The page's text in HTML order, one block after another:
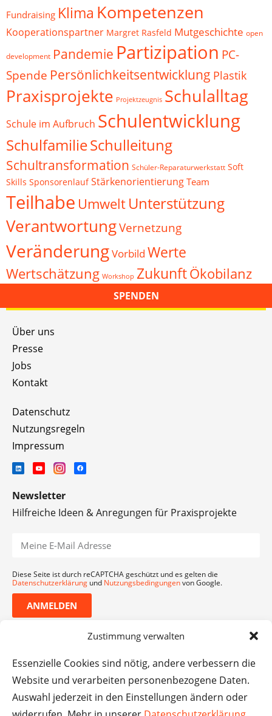
Zustimmung verwalten
Essenzielle Cookies sind nötig, andere verbessern die
Website und verarbeiten personenbezogene Daten.
Auswahl jederzeit in den Einstellungen ändern oder
Fundraising Klima Kompetenzen
Kooperationspartner Margret Rasfeld Mutgeschichte open
development Pandemie Partizipation PC-
Spende Persönlichkeitsentwicklung Plastik
Praxisprojekte Projektzeugnis Schulalltag
Schule im Aufbruch Schulentwicklung
SchulfamilieSchulleitung
Schultransformation Schüler-Reparaturwerkstatt Soft
Skills Sponsorenlauf Stärkenorientierung Team
Teilhabe Umwelt Unterstützung
VerantwortungVernetzung
VeränderungVorbild Werte
Wertschätzung Workshop ZukunftÖkobilanz
SPENDEN
Über uns
Presse
Jobs
Kontakt
Datenschutz
Nutzungsregeln
Impressum
Newsletter
Hilfreiche Ideen & Anregungen für Praxisprojekte
Diese Seite ist durch reCAPTCHA geschützt und es gelten die
Datenschutzerklärung und Nutzungsbedingungenvon Google.
ANMELDEN